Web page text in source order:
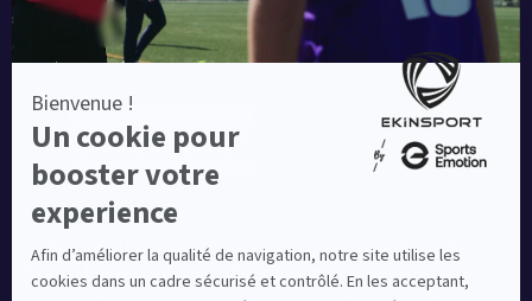
Equipementier sportif leader en France depuis plus de
10 ans, Ekinsport a été distingué par la rédaction de